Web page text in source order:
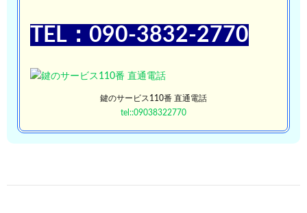
TEL：090-3832-2770
鍵のサービス110番 直通電話
tel::09038322770